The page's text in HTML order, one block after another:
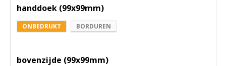
handdoek (99x99mm)
ONBEDRUKT BORDUREN
bovenzijde (99x99mm)